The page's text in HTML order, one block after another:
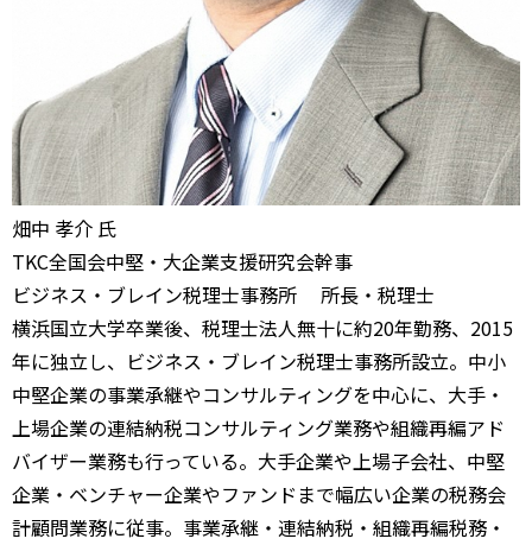
畑中 孝介 氏
TKC全国会中堅・大企業支援研究会幹事
ビジネス・ブレイン税理士事務所 所長・税理士
横浜国立大学卒業後、税理士法人無十に約20年勤務、2015
年に独立し、ビジネス・ブレイン税理士事務所設立。中小
中堅企業の事業承継やコンサルティングを中心に、大手・
上場企業の連結納税コンサルティング業務や組織再編アド
バイザー業務も行っている。大手企業や上場子会社、中堅
企業・ベンチャー企業やファンドまで幅広い企業の税務会
計顧問業務に従事。事業承継・連結納税・組織再編税務・